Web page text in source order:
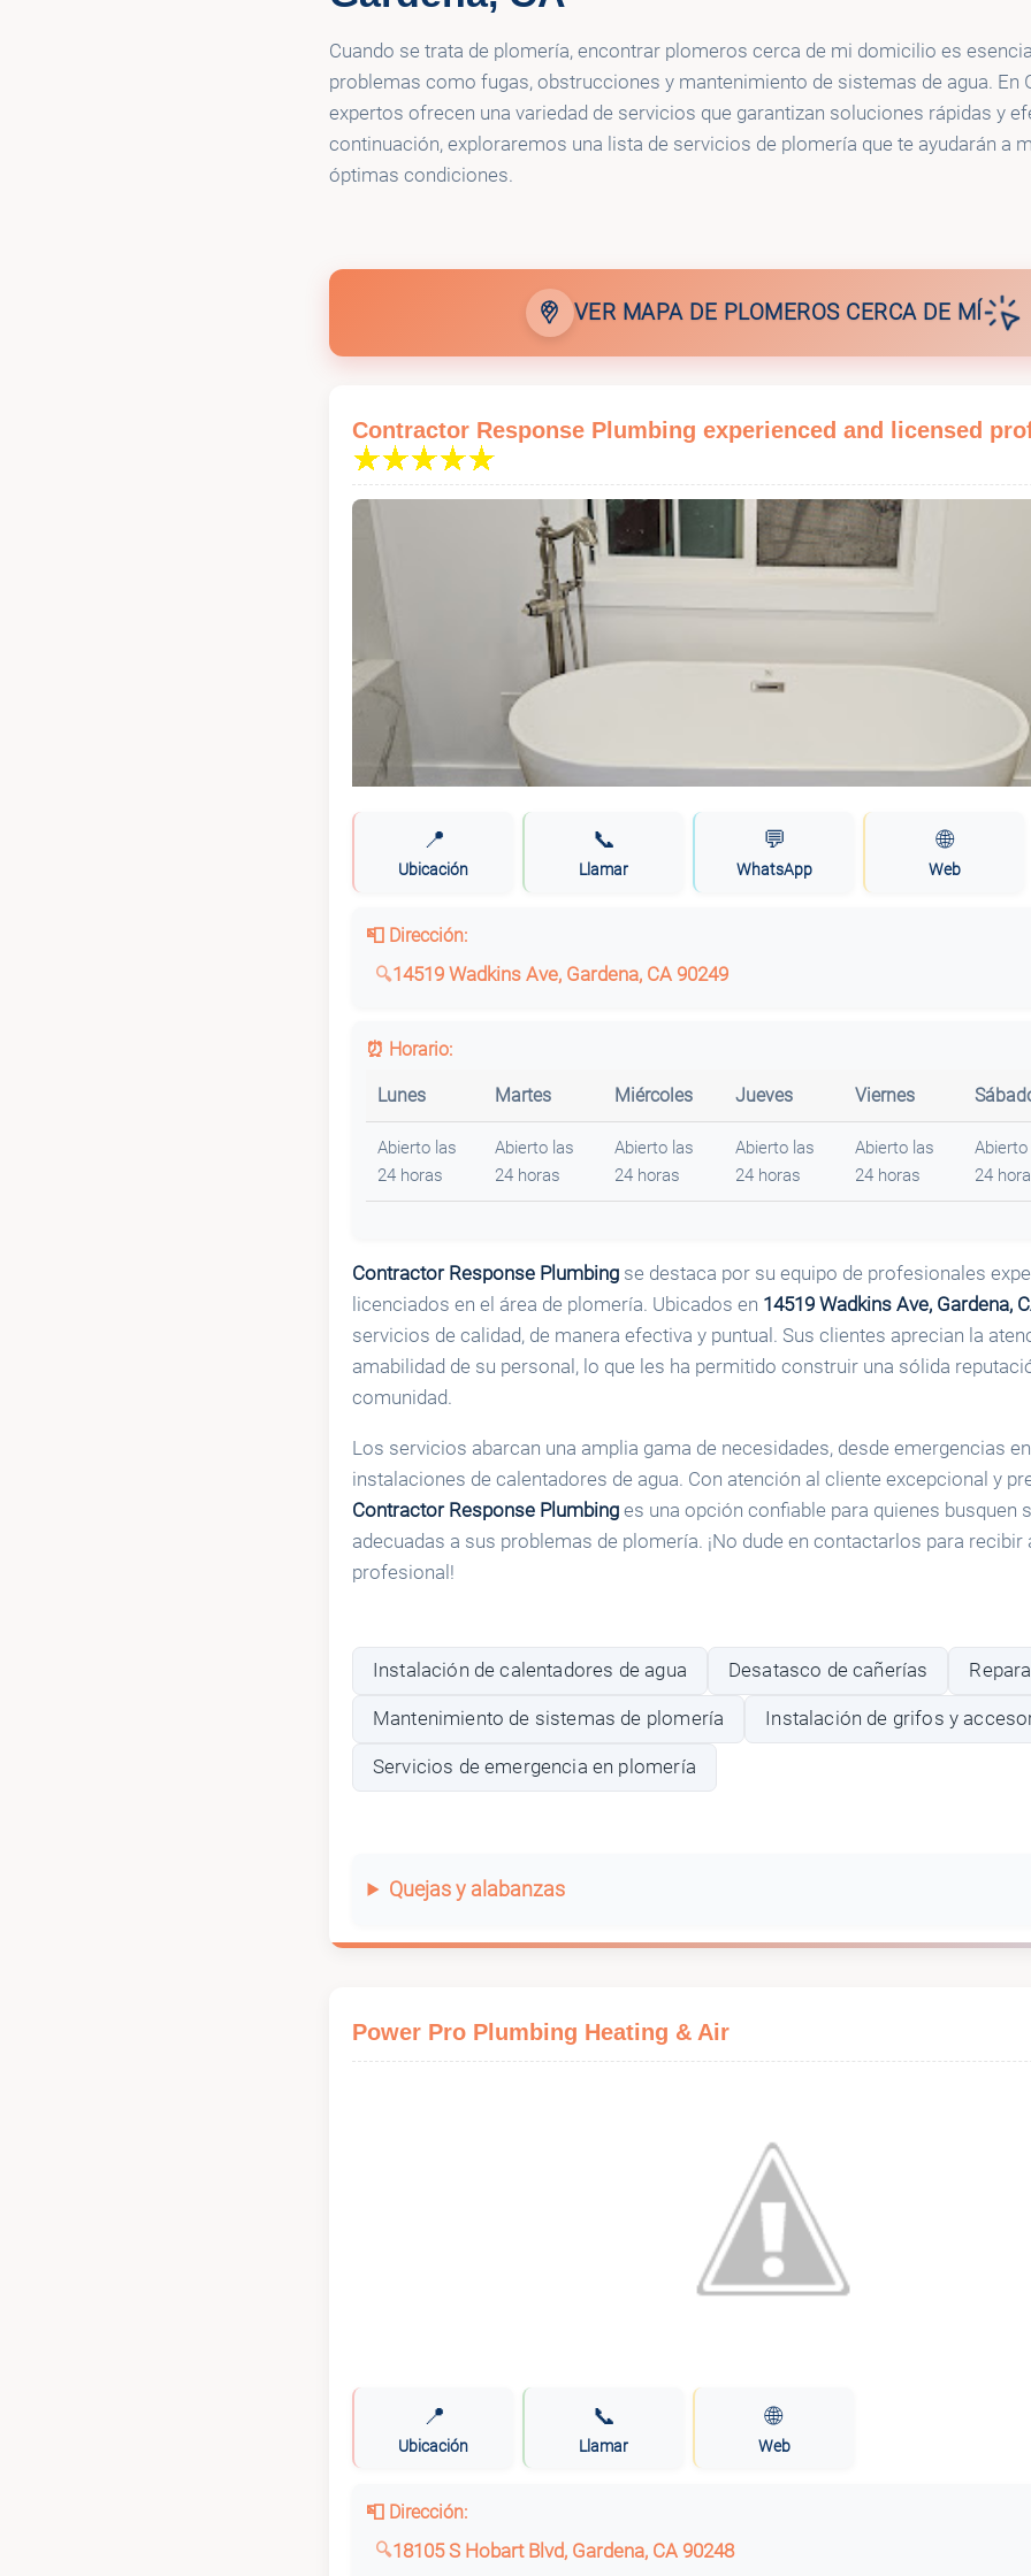
professionals
Cuando se trata de plomería, encontrar plomeros cerca de mi domicilio es
problemas como fugas, obstrucciones y mantenimiento de sistemas de agua. En
expertos ofrecen una variedad de servicios que garantizan soluciones rápidas y
continuación, exploraremos una lista de servicios de plomería que te ayudarán a
óptimas condiciones.
VER MAPA DE PLOMEROS CERCA DE MÍ
Contractor Response Plumbing experienced and licensed
📍
Ubicación
📞
Llamar
💬
WhatsApp
🌐
Web
📮 Dirección:
14519 Wadkins Ave, Gardena, CA 90249
⏰ Horario:
Lunes Martes Miércoles Jueves Viernes
Abierto las
24 horas
Abierto las
24 horas
Abierto las
24 horas
Abierto las
24 horas
Abierto las
24 horas
24
Contractor Response Plumbingse destaca por su equipo de profesionales
licenciados en el área de plomería. Ubicados en 14519 Wadkins Ave, Gardena,
servicios de calidad, de manera efectiva y puntual. Sus clientes aprecian la
amabilidad de su personal, lo que les ha permitido construir una sólida
comunidad.
Los servicios abarcan una amplia gama de necesidades, desde emergencias
instalaciones de calentadores de agua. Con atención al cliente excepcional y
Contractor Response Plumbinges una opción confiable para quienes busquen
adecuadas a sus problemas de plomería. ¡No dude en contactarlos para recibir
profesional!
Instalación de calentadores de agua Desatasco de cañerías
Mantenimiento de sistemas de plomería Instalación de grifos y
Servicios de emergencia en plomería
Quejas y alabanzas
Power Pro Plumbing Heating & Air
📍
Ubicación
📞
Llamar
🌐
Web
📮 Dirección:
18105 S Hobart Blvd, Gardena, CA 90248